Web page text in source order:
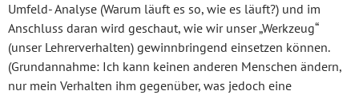
Umfeld- Analyse (Warum läuft es so, wie es läuft?) und im
Anschluss daran wird geschaut, wie wir unser „Werkzeug“
(unser Lehrerverhalten) gewinnbringend einsetzen können.
(Grundannahme: Ich kann keinen anderen Menschen ändern,
nur mein Verhalten ihm gegenüber, was jedoch eine